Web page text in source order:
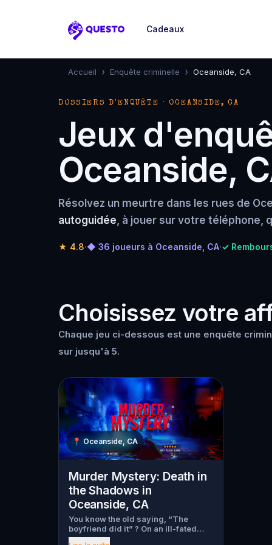
Questo
Cadeaux
Accueil › Enquête criminelle › Oceanside, CA
DOSSIERS D'ENQUÊTE · OCEANSIDE, CA
Jeux
Oceanside,
Résolvez un meurtre dans les rues de
autoguidée, à jouer sur votre téléphone,
★ 4.8·◆ 36 joueurs à Oceanside, CA·✓
Choisissez votre
Chaque jeu ci-dessous est une enquête
sur jusqu'à 5.
📍 Oceanside, CA
Murder Mystery: Death in
the Shadows in
Oceanside, CA
You know the old saying, “The
boyfriend did it” ? On an ill-fated
night, love goes terribly wrong for